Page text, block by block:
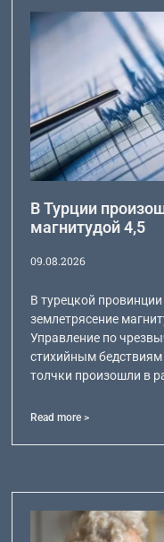
В Турции
магнитудой 4,5
09.08.2026
В турецкой
землетрясение
Управление по
стихийным
толчки произошли в
Read more >